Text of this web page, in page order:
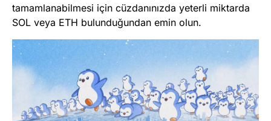
tamamlanabilmesi için cüzdanınızda yeterli miktarda
SOL veya ETH bulunduğundan emin olun.